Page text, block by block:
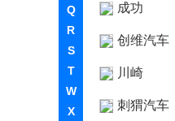
Q
R
S
T
W
X
成功
创维汽车
川崎
刺猬汽车